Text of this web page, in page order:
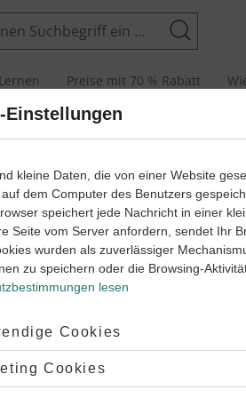
Suchen
Preise mit 70 % Rabatt
– die beliebtesten
7‐10
von Ökosystemen
Eigenschaften von Ökosystemen
Einstellungen
kleine Daten, die von einer Website
dem Computer des Benutzers
speichert jede Nachricht in einer
Seite vom Server anfordern, sendet Ihr
wurden als zuverlässiger
zu speichern oder die Browsing-
lesen
Cookies
Cookies